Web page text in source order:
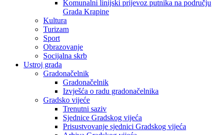
Komunalni linijski prijevoz putnika na području
Grada Krapine
Kultura
Turizam
Sport
Obrazovanje
Socijalna skrb
Ustroj grada
Gradonačelnik
Gradonačelnik
Izvješća o radu gradonačelnika
Gradsko vijeće
Trenutni saziv
Sjednice Gradskog vijeća
Prisustvovanje sjednici Gradskog vijeća